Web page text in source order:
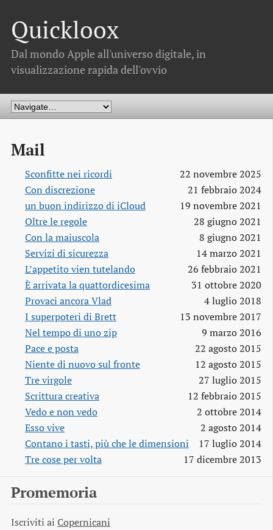
Quickloox
Dal mondo Apple all'universo digitale, in
visualizzazione rapida dell'ovvio
Mail
Sconfitte nei ricordi
22 novembre 2025
Con discrezione
21 febbraio 2024
un buon indirizzo di iCloud
19 novembre 2021
Oltre le regole
28 giugno 2021
Con la maiuscola
8 giugno 2021
Servizi di sicurezza
14 marzo 2021
L’appetito vien tutelando
26 febbraio 2021
È arrivata la quattordicesima
31 ottobre 2020
Provaci ancora Vlad
4 luglio 2018
I superpoteri di Brett
13 novembre 2017
Nel tempo di uno zip
9 marzo 2016
Pace e posta
22 agosto 2015
Niente di nuovo sul fronte
12 agosto 2015
Tre virgole
27 luglio 2015
Scrittura creativa
12 febbraio 2015
Vedo e non vedo
2 ottobre 2014
Esso vive
2 agosto 2014
Contano i tasti, più che le dimensioni
17 luglio 2014
Tre cose per volta
17 dicembre 2013
Promemoria
Iscriviti ai Copernicani